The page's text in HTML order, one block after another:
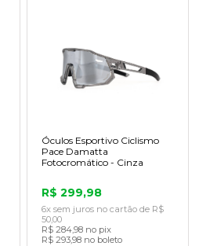
Óculos Esportivo Ciclismo
Pace Damatta
Fotocromático - Cinza
R$ 299,98
6x sem juros no cartão de R$
50,00
R$ 284,98 no pix
R$ 293,98 no boleto